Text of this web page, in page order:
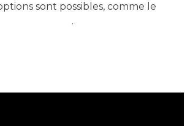
sont possibles, comme le
.